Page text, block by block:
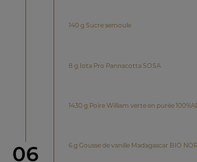
étape
06
140 g Sucre semoule
8 g Iota Pro Pannacotta SOSA
1430 g Poire William verte en purée
6 g Gousse de vanille Madagascar BIO